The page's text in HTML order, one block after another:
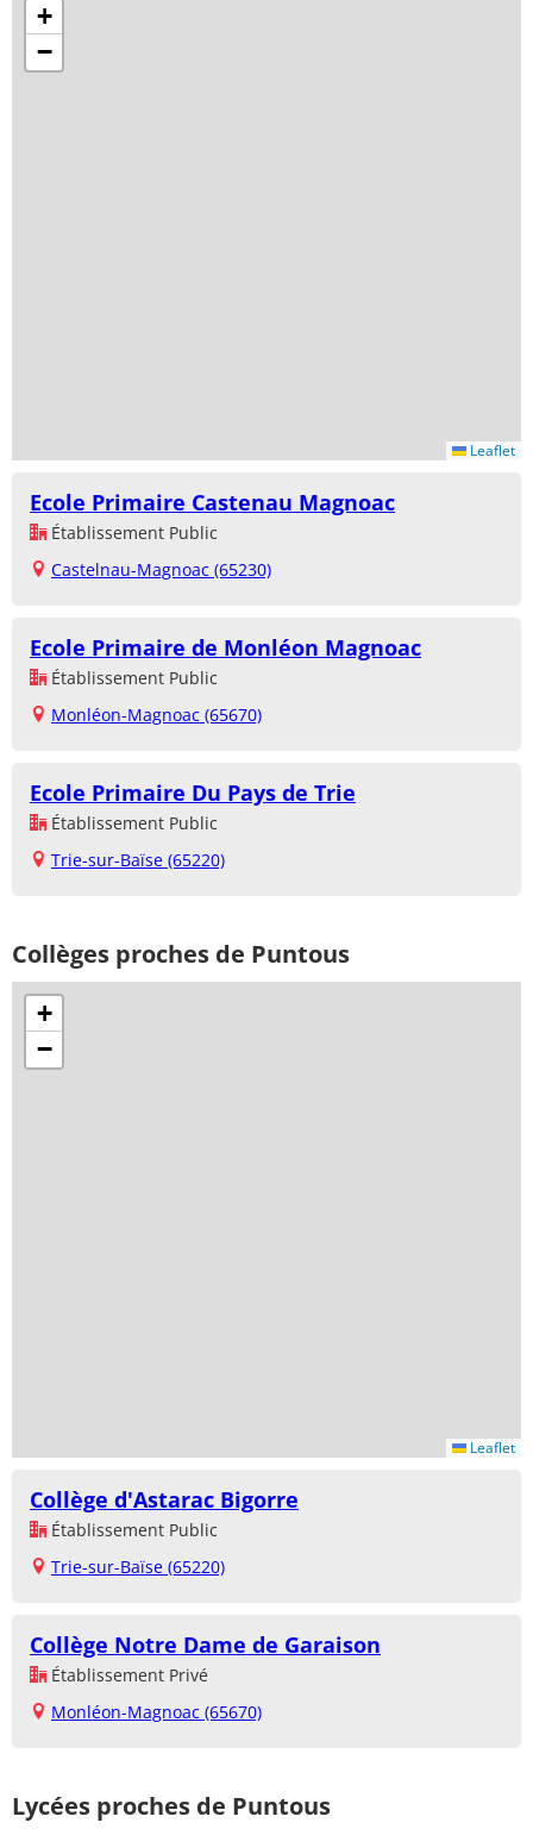
+
−
Leaflet
Ecole Primaire Castenau Magnoac
Établissement Public
Castelnau-Magnoac (65230)
Ecole Primaire de Monléon Magnoac
Établissement Public
Monléon-Magnoac (65670)
Ecole Primaire Du Pays de Trie
Établissement Public
Trie-sur-Baïse (65220)
Collèges proches de Puntous
+
−
Leaflet
Collège d'Astarac Bigorre
Établissement Public
Trie-sur-Baïse (65220)
Collège Notre Dame de Garaison
Établissement Privé
Monléon-Magnoac (65670)
Lycées proches de Puntous